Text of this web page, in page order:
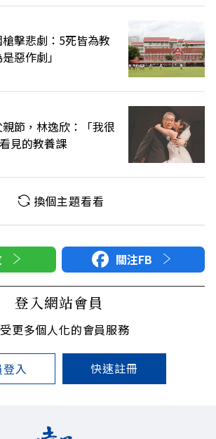
擊悲劇：5死皆為教
惡作劇」
節，林逸欣：「我很
見的教養課
換個主題看看
關注FB
登入網站會員
更多個人化的會員服務
入 快速註冊